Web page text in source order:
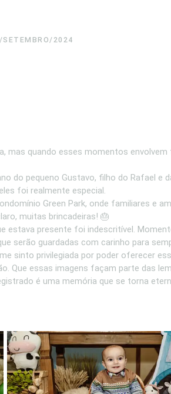
SETEMBRO/2024
mas quando esses momentos
do pequeno Gustavo, filho do Rafael e
foi realmente especial.
Green Park, onde familiares e
muitas brincadeiras! 🎂
estava presente foi indescritível.
serão guardadas com carinho para
sinto privilegiada por poder oferecer
Que essas imagens façam parte das
é uma memória que se torna